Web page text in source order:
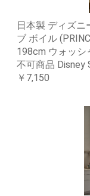
日本製 ディズ
ブ ボイル
198cm ウォッシ
不可商品 Disney
￥7,150